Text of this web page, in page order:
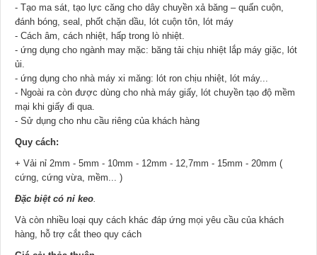
- Tạo ma sát, tạo lực căng cho dây chuyền xả băng – quấn cuộn,
đánh bóng, seal, phốt chặn dầu, lót cuộn tôn, lót máy
- Cách âm, cách nhiệt, hấp trong lò nhiệt.
- ứng dụng cho ngành may mặc: băng tải chịu nhiệt lắp máy giặc, lót
ủi.
- ứng dụng cho nhà máy xi măng: lót ron chịu nhiệt, lót máy...
- Ngoài ra còn được dùng cho nhà máy giấy, lót chuyền tạo độ mềm
mại khi giấy đi qua.
- Sử dụng cho nhu cầu riêng của khách hàng
Quy cách:
+ Vải nỉ 2mm - 5mm - 10mm - 12mm - 12,7mm - 15mm - 20mm (
cứng, cứng vừa, mềm... )
Đặc biệt có nỉ keo.
Và còn nhiều loại quy cách khác đáp ứng mọi yêu cầu của khách
hàng, hỗ trợ cắt theo quy cách